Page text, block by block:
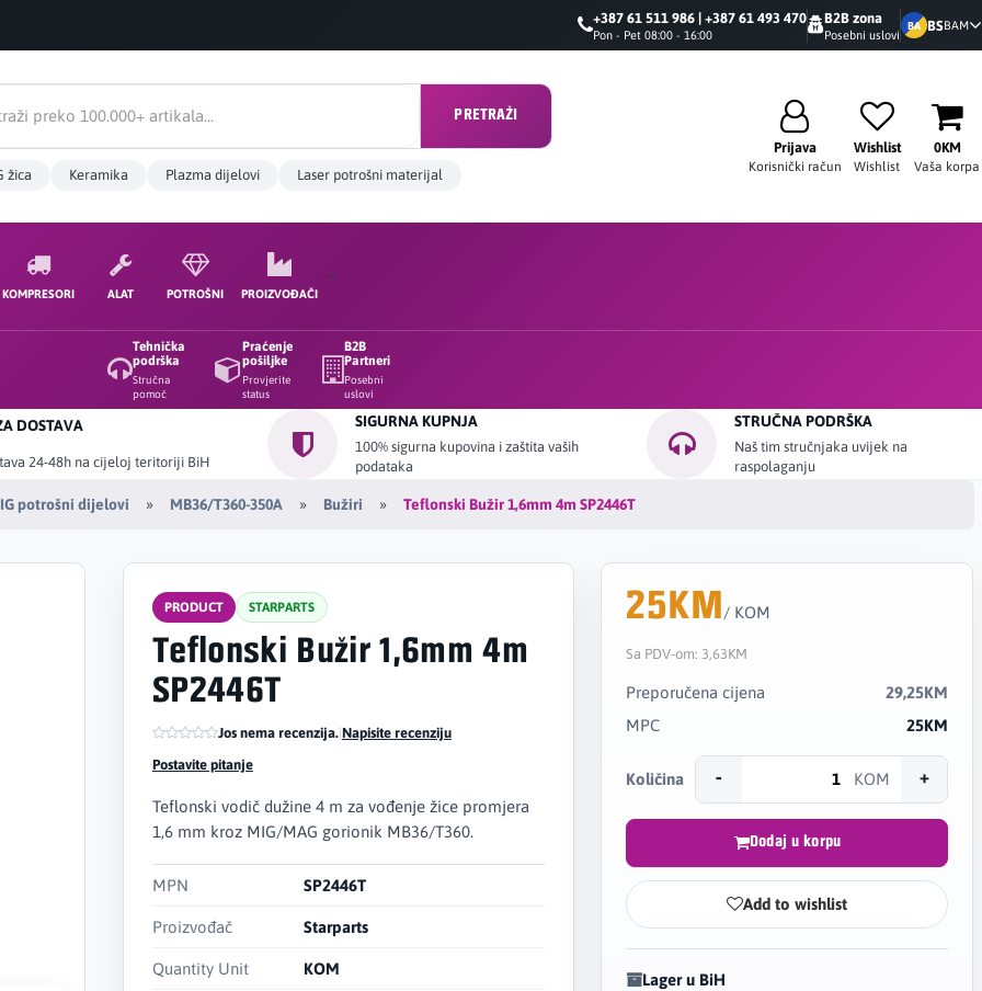
+387 61 511 986 | +387 61 493 470
Pon - Pet 08:00 - 16:00
B2B zona
Posebni uslovi
BA BSBAM
PRETRAŽI
žica Keramika Plazma dijelovi Laser potrošni materijal
Prijava
Korisnički račun
Wishlist
Wishlist
0KM
Vaša korpa
KOMPRESORI ALAT POTROŠNI PROIZVOĐAČI
Tehnička
podrška
Stručna
pomoć
Praćenje
pošiljke
Provjerite
status
B2B
Partneri
Posebni
uslovi
DOSTAVA
24-48h na cijeloj teritoriji BiH
SIGURNA KUPNJA
100% sigurna kupovina i zaštita vaših
podataka
STRUČNA PODRŠKA
Naš tim stručnjaka uvijek na
raspolaganju
potrošni dijelovi MB36/T360-350A Bužiri Teflonski Bužir 1,6mm 4m SP2446T
PRODUCT STARPARTS
Teflonski Bužir 1,6mm 4m
SP2446T
Jos nema recenzija.|Napisite recenziju
Postavite pitanje
Teflonski vodič dužine 4 m za vođenje žice promjera
1,6 mm kroz MIG/MAG gorionik MB36/T360.
MPN SP2446T
Proizvođač Starparts
Quantity Unit KOM
25KM/ KOM
Sa PDV-om: 3,63KM
Preporučena cijena
29,25KM
MPC
25KM
Količina - KOM +
Dodaj u korpu
Add to wishlist
Lager u BiH